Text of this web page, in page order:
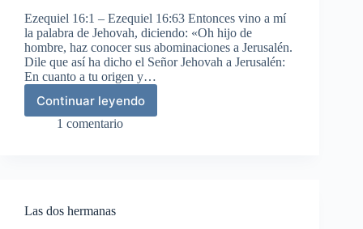
Ezequiel 16:1 – Ezequiel 16:63 Entonces vino a mí
la palabra de Jehovah, diciendo: «Oh hijo de
hombre, haz conocer sus abominaciones a Jerusalén.
Dile que así ha dicho el Señor Jehovah a Jerusalén:
En cuanto a tu origen y…
Continuar leyendo
Infidelidad
de
1 comentario
Las dos hermanas